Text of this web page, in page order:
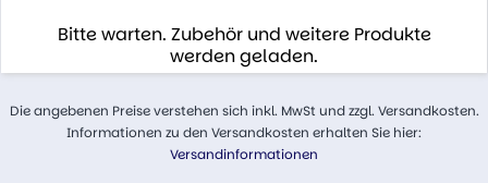
Bitte warten. Zubehör und weitere Produkte
werden geladen.
Die angebenen Preise verstehen sich inkl. MwSt und zzgl. Versandkosten.
Informationen zu den Versandkosten erhalten Sie hier:
Versandinformationen